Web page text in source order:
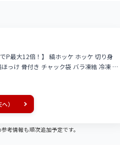
P最大12倍！】 縞ホッケ ホッケ 切り身
っけ 骨付き チャック袋 バラ凍結 冷凍 2
）
考情報も順次追加予定です。